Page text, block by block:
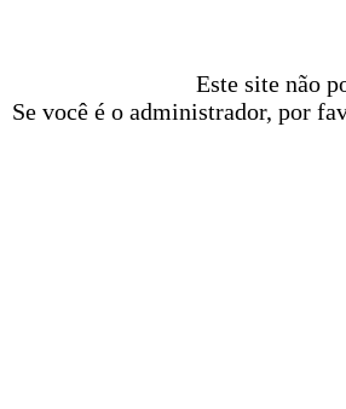
Este site não
Se você é o administrador, por